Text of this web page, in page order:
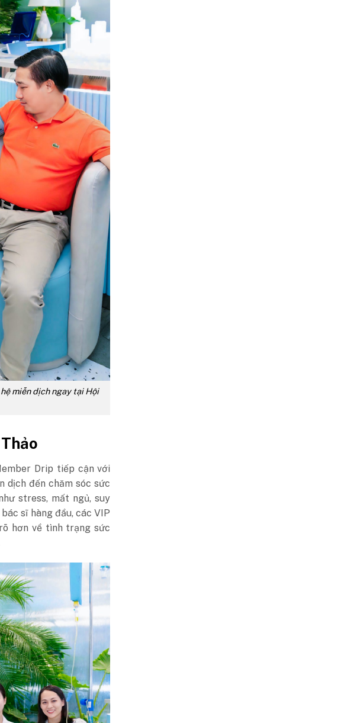
miễn dịch ngay tại Hội
Drip tiếp cận với
dịch đến chăm sóc sức
stress, mất ngủ, suy
sĩ hàng đầu, các VIP
hơn về tình trạng sức